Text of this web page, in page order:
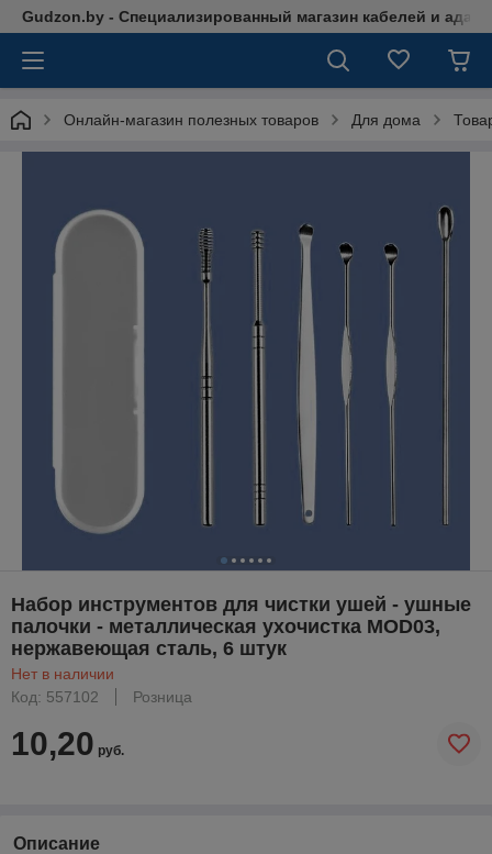
Gudzon.by - Специализированный магазин кабелей и
Онлайн-магазин полезных товаров Для дома
Набор инструментов для чистки ушей - ушные
палочки - металлическая ухочистка MOD03,
нержавеющая сталь, 6 штук
Нет в наличии
Код: 557102
Розница
10,20 руб.
Описание